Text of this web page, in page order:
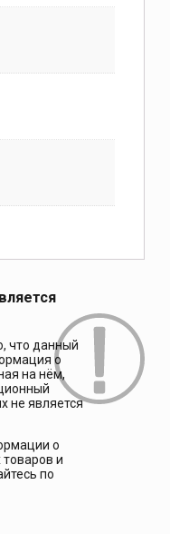
что данный
о
на нём,
не является
о
и
по